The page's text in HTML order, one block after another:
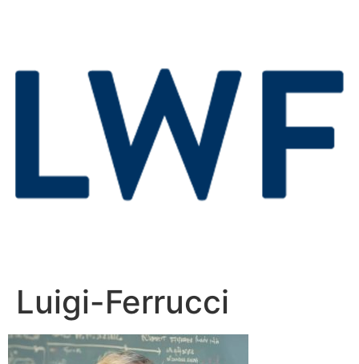
Luigi-Ferrucci